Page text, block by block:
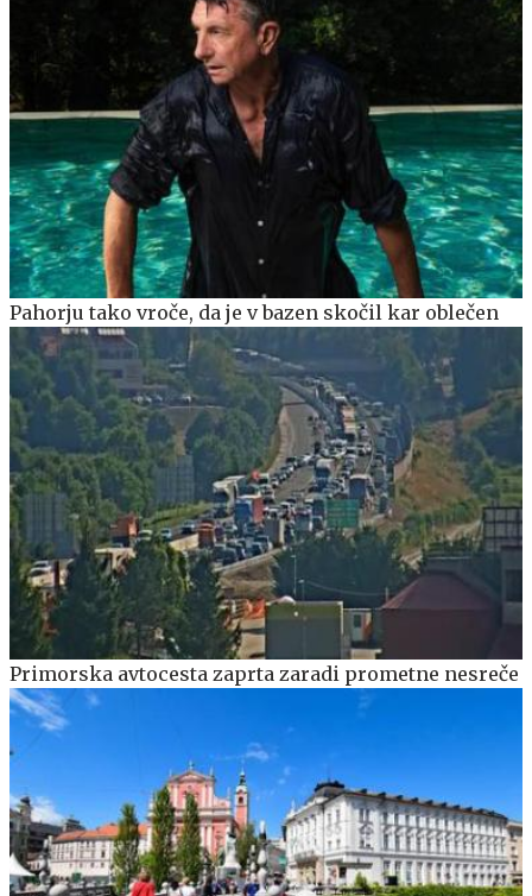
Pahorju tako vroče, da je v bazen skočil kar oblečen
Primorska avtocesta zaprta zaradi prometne nesreče